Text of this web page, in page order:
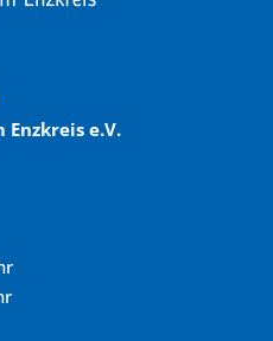
e.V.